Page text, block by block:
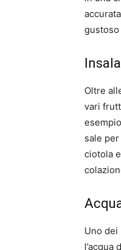
Oltre
vari
sale
ciotola
Uno
l’acqua